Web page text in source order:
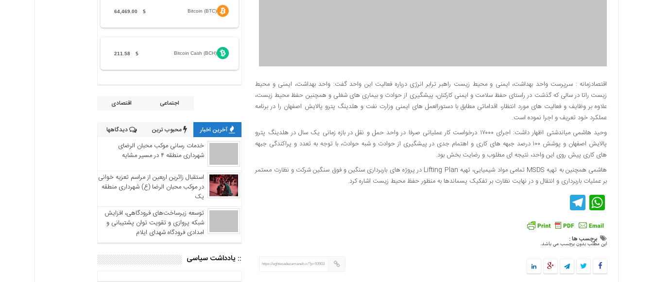
اقتصادزمانه : سرپرست واحد بهداشت، ایمنی و محیط زیست راهبر ترابر انرژی درباره فعالیت این واحد گفت: واحد بهداشت، ایمنی و محیط
زیست راتا در سالی که گذشت در راستای حفظ سلامت و ایمنی کارکنان، پیشگیری از حوادث و بیماری های شغلی و همچنین حفظ محیط زیست،
علاوه بر وظایف و فعالیت های مورد انتظار، اقداماتی مطابق با دستورالعمل های ایمنی وزارت نفت و هلدینگ پترو پالایش اصفهان را در برنامه
عملکرد خود تعریف و اجرا نموده است.
وحید هاشمی میاندشتی اظهار داشت: اجرای ۱۷۰۰۰ درخواست کار عملیاتی صرفا در واحد حمل و نقل در بازه زمانی یک سال در هلدینگ پترو
پالایش اصفهان و پوشش ۱۰۰ درصد جبهه های کاری و اهتمام جدی در پیشگیری از حوادث و شبه حوادث، با توجه به تعدد و پراکندگی جبهه
های کاری پیش روی این واحد، نتیجه ای مطلوب و رضایت بخش بود.
هاشمی همچنین به تهیه MSDS تمامی مواد شیمیایی، تهیه Lifting Plan در پروژه های باربرداری سنگین و فوق سنگین شرکت و نظارت مستمر
بر عملیات باربرداری و انتقال و در نهایت نظارت بر تفکیک پسماندها به منظور حفظ محیط زیست اشاره کرد.
WhatsApp
Telegram
برچسب ها :
این مطلب بدون برچسب می باشد.
https://eghtesadezamaneh.ir/?p=93903
Bitcoin (BTC)
$
64,469.00
Bitcoin Cash (BCH)
$
211.58
اجتماعی اقتصادی
آخرین اخبار محبوب ترین دیدگاهها
خدمات رسانی موکب محبان الرضای
شهرداری منطقه ۴ در مسیر مشایه
استقبال زائرین اربعین از مراسم تعزیه خوانی
در موکب محبان الرضا (ع) شهرداری منطقه
یک
توسعه زیرساخت‌های فرودگاهی، افزایش
شبکه پروازی و تقویت توان پشتیبانی و
امدادی فرودگاه شهدای ایلام
:: یادداشت سیاسی